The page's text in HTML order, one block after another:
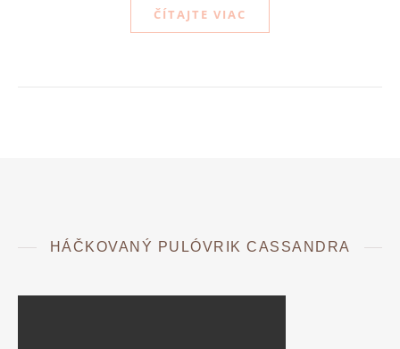
ČÍTAJTE VIAC
HÁČKOVANÝ PULÓVRIK CASSANDRA